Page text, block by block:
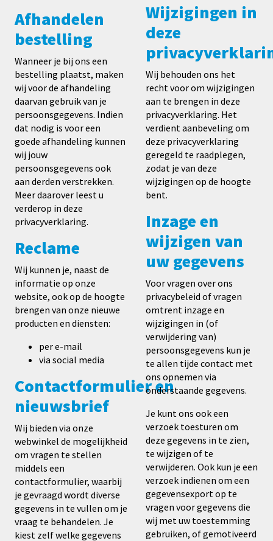
Afhandelen
bestelling
Wanneer je bij ons een
bestelling plaatst, maken
wij voor de afhandeling
daarvan gebruik van je
persoonsgegevens. Indien
dat nodig is voor een
goede afhandeling kunnen
wij jouw
persoonsgegevens ook
aan derden verstrekken.
Meer daarover leest u
verderop in deze
privacyverklaring.
Reclame
Wij kunnen je, naast de
informatie op onze
website, ook op de hoogte
brengen van onze nieuwe
producten en diensten:
per e-mail
via social media
Contactformulieren
nieuwsbrief
Wij bieden via onze
webwinkel de mogelijkheid
om vragen te stellen
middels een
contactformulier, waarbij
je gevraagd wordt diverse
gegevens in te vullen om je
vraag te behandelen. Je
kiest zelf welke gegevens
Wijzigingen in
deze
Wij behouden ons het
recht voor om wijzigingen
aan te brengen in deze
privacyverklaring. Het
verdient aanbeveling om
deze privacyverklaring
geregeld te raadplegen,
zodat je van deze
wijzigingen op de hoogte
bent.
Inzage en
wijzigen van
uw gegevens
Voor vragen over ons
privacybeleid of vragen
omtrent inzage en
wijzigingen in (of
verwijdering van)
persoonsgegevens kun je
te allen tijde contact met
ons opnemen via
onderstaande gegevens.
Je kunt ons ook een
verzoek toesturen om
deze gegevens in te zien,
te wijzigen of te
verwijderen. Ook kun je een
verzoek indienen om een
gegevensexport op te
vragen voor gegevens die
wij met uw toestemming
gebruiken, of gemotiveerd